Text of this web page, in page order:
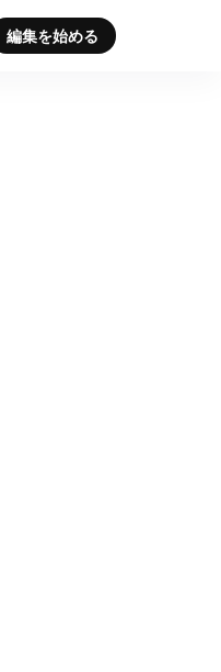
編集を始める